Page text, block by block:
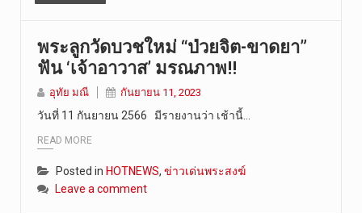
พระลูกวัดบวชใหม่ “ป่วยจิต-ขาดยา”
ฟัน ‘เจ้าอาวาส’ มรณภาพ!!
อุทัย มณี กันยายน 11, 2023
วันที่ 11 กันยายน 2566 มีรายงานว่า เช้านี้…
READ MORE
Posted in HOTNEWS, ข่าวเด่นพระสงฆ์
Leave a comment